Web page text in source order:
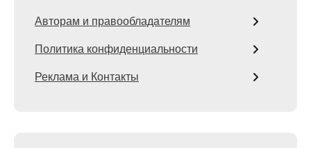
Авторам и правообладателям
Политика конфиденциальности
Реклама и Контакты